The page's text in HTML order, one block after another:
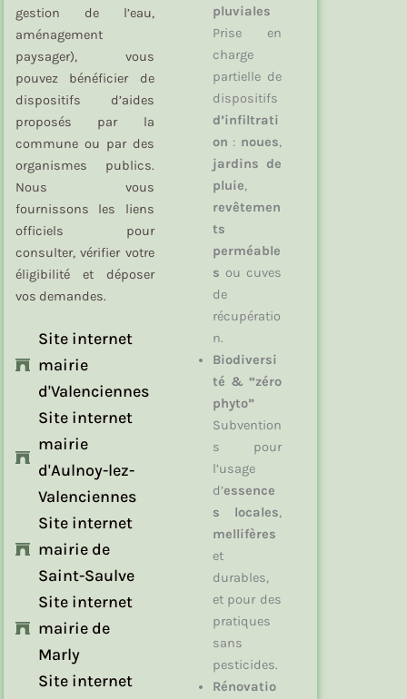
gestion de l’eau,
aménagement
paysager), vous
pouvez bénéficier de
dispositifs d’aides
proposés par la
commune ou par des
organismes publics.
Nous vous
fournissons les liens
officiels pour
consulter, vérifier votre
éligibilité et déposer
vos demandes.
Site internet
mairie
d'Valenciennes
Site internet
mairie
d'Aulnoy-lez-
Valenciennes
Site internet
mairie de
Saint-Saulve
Site internet
mairie de
Marly
Site internet
pluviales
Prise en
charge
partielle de
dispositifs
d’infiltrati
on : noues,
jardins de
pluie,
revêtemen
ts
perméable
s ou cuves
de
récupératio
n.
Biodiversi
té & “zéro
phyto”
Subvention
s pour
l’usage
d’essence
s locales,
mellifères
et
durables,
et pour des
pratiques
sans
pesticides.
Rénovatio